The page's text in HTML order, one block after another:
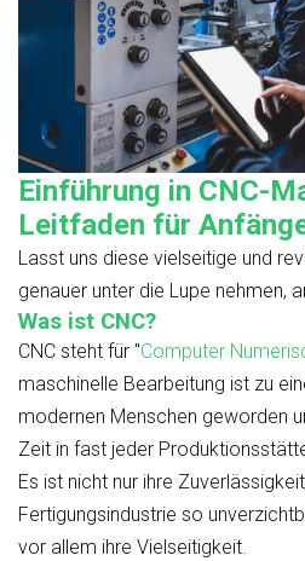
Einführung in CNC-
Leitfaden für
Lasst uns diese vielseitige und
genauer unter die Lupe nehmen,
Was ist CNC?
CNC steht für "Computer
maschinelle Bearbeitung ist zu
modernen Menschen geworden
Zeit in fast jeder
Es ist nicht nur ihre
Fertigungsindustrie so
vor allem ihre Vielseitigkeit.